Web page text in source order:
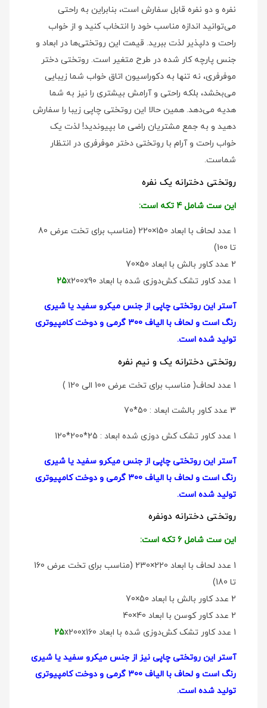
نفره و دو نفره قابل سفارش است، بنابراین به راحتی
می‌توانید اندازه مناسب خود را انتخاب کنید و از خواب
راحت و دلپذیر لذت ببرید. قیمت این روتختی‌ها در ابعاد و
جنس پارچه کار شده در طرح متغیر است. روتختی دختر
موفرفری، نه تنها به دکوراسیون اتاق خواب شما زیبایی
می‌بخشد، بلکه راحتی و آرامش بیشتری را نیز به شما
هدیه می‌دهد. همین حالا این روتختی چاپی زیبا را سفارش
دهید و به جمع مشتریان راضی ما بپیوندید! لذت یک
خواب راحت و آرام با روتختی دختر موفرفری در انتظار
شماست.
روتختی دخترانه یک نفره
این ست شامل 4 تکه است:
1 عدد لحاف با ابعاد 150×220 (مناسب برای تخت عرض 80
تا 100)
2 عدد کاور بالش با ابعاد 50×70
1 عدد کاور تشک کش‌دوزی شده با ابعاد
25x200x90
آستر این روتختی چاپی از جنس میکرو سفید یا شیری
رنگ است و لحاف با الیاف 300 گرمی و دوخت کامپیوتری
تولید شده است.
روتختی دخترانه یک و نیم نفره
1 عدد لحاف( مناسب برای تخت عرض 100 الی 120 )
3 عدد کاور بالشت ابعاد : 50*70
1 عدد کاور تشک کش دوزی شده ابعاد : 25*200*120
آستر این روتختی چاپی از جنس میکرو سفید یا شیری
رنگ است و لحاف با الیاف 300 گرمی و دوخت کامپیوتری
تولید شده است.
روتختی دخترانه دو‌نفره
این ست شامل 6 تکه است:
1 عدد لحاف با ابعاد 220×230 (مناسب برای تخت عرض 160
تا 180)
2 عدد کاور بالش با ابعاد 50×70
2 عدد کاور کوسن با ابعاد 40×40
1 عدد کاور تشک کش‌دوزی شده با ابعاد
25x200x160
آستر این روتختی چاپی نیز از جنس میکرو سفید یا شیری
رنگ است و لحاف با الیاف 300 گرمی و دوخت کامپیوتری
تولید شده است.